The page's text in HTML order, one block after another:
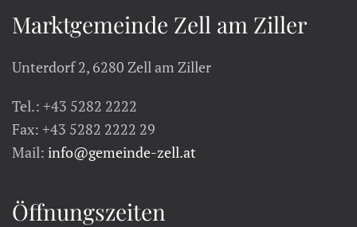
Marktgemeinde Zell am Ziller
Unterdorf 2, 6280 Zell am Ziller
Tel.: +43 5282 2222
Fax: +43 5282 2222 29
Mail: info@gemeinde-zell.at
Öffnungszeiten